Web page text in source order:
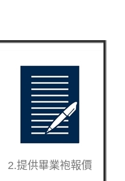
2.提供畢業袍報價